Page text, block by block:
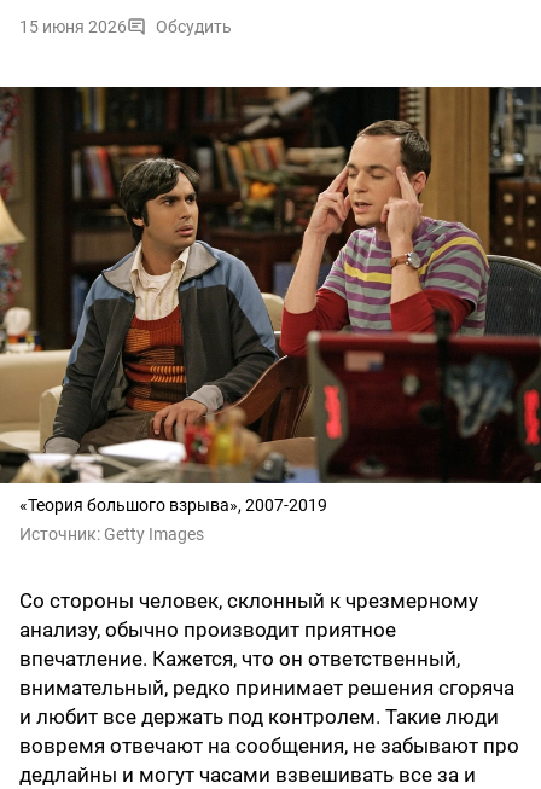
15 июня 2026 Обсудить
«Теория большого взрыва», 2007-2019
Источник: Getty Images
Со стороны человек, склонный к чрезмерному
анализу, обычно производит приятное
впечатление. Кажется, что он ответственный,
внимательный, редко принимает решения сгоряча
и любит все держать под контролем. Такие люди
вовремя отвечают на сообщения, не забывают про
дедлайны и могут часами взвешивать все за и